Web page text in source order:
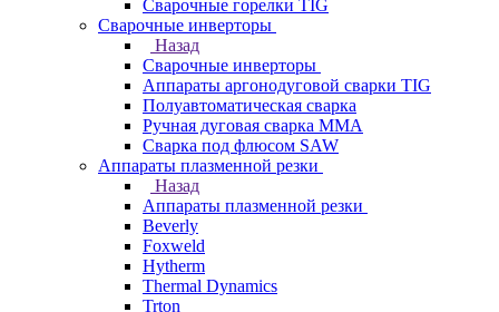
Сварочные горелки TIG
Сварочные инверторы
Назад
Сварочные инверторы
Аппараты аргонодуговой сварки TIG
Полуавтоматическая сварка
Ручная дуговая сварка MMA
Сварка под флюсом SAW
Аппараты плазменной резки
Назад
Аппараты плазменной резки
Beverly
Foxweld
Hytherm
Thermal Dynamics
Trton